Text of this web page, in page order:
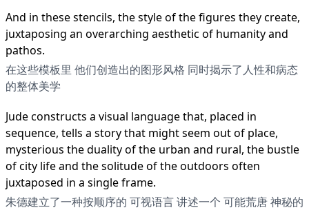
And in these stencils, the style of the figures they create,
juxtaposing an overarching aesthetic of humanity and
pathos.
在这些模板里 他们创造出的图形风格 同时揭示了人性和病态
的整体美学
Jude constructs a visual language that, placed in
sequence, tells a story that might seem out of place,
mysterious the duality of the urban and rural, the bustle
of city life and the solitude of the outdoors often
juxtaposed in a single frame.
朱德建立了一种按顺序的 可视语言 讲述一个 可能荒唐 神秘的